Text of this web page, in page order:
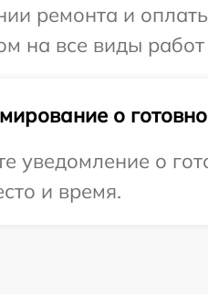
ремонта и
на все виды работ
о
уведомление о
и время.